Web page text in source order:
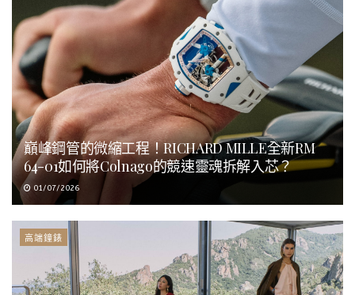
巔峰鋼管的微縮工程！RICHARD MILLE全新RM
64-01如何將Colnago的競速靈魂拆解入芯？
01/07/2026
高端鐘錶